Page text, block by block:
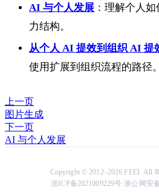
AI 与个人发展 ：理解个人
力结构。
从个人 AI 提效到组织 AI 提
使用扩展到组织流程的路径。
上一页
图片生成
下一页
AI 与个人发展
Copyright © 2012–2026 FEEI All
浙ICP备2021009229号 ·浙公网安